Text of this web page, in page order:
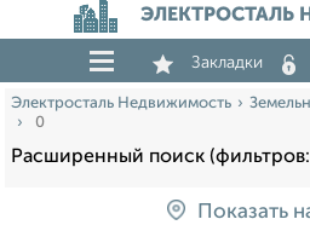
ЭЛЕКТРОСТАЛЬ
Закладки
Электросталь Недвижимость
0
Расширенный поиск
Показать